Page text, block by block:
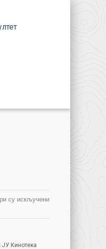
су искљученина ВЕЛИКИ РАТ – СТО ГОДИНА ПОСЛИЈЕ на Богословском факултету
Кинотека